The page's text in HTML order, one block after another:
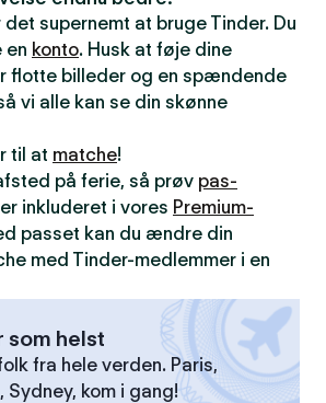
supernemt at bruge Tinder. Du
en konto. Husk at føje dine
flotte billeder og en spændende
vi alle kan se din skønne
til at matche!
på ferie, så prøv pas-
inkluderet i vores Premium-
passet kan du ændre din
med Tinder-medlemmer i en
som helst
fra hele verden. Paris,
Sydney, kom i gang!